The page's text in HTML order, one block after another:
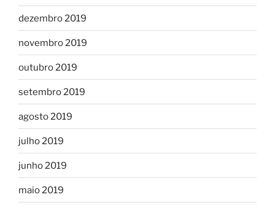
dezembro 2019
novembro 2019
outubro 2019
setembro 2019
agosto 2019
julho 2019
junho 2019
maio 2019